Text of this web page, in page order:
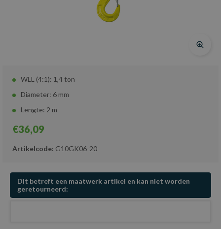
WLL (4:1): 1,4 ton
Diameter: 6 mm
Lengte: 2 m
€36,09
Artikelcode: G10GK06-20
Dit betreft een maatwerk artikel en kan niet worden
geretourneerd: